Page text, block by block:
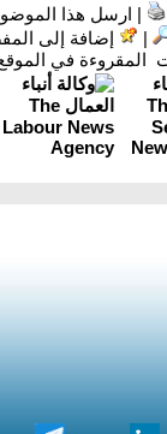
| ارسل هذا
| إضافة إلى
في